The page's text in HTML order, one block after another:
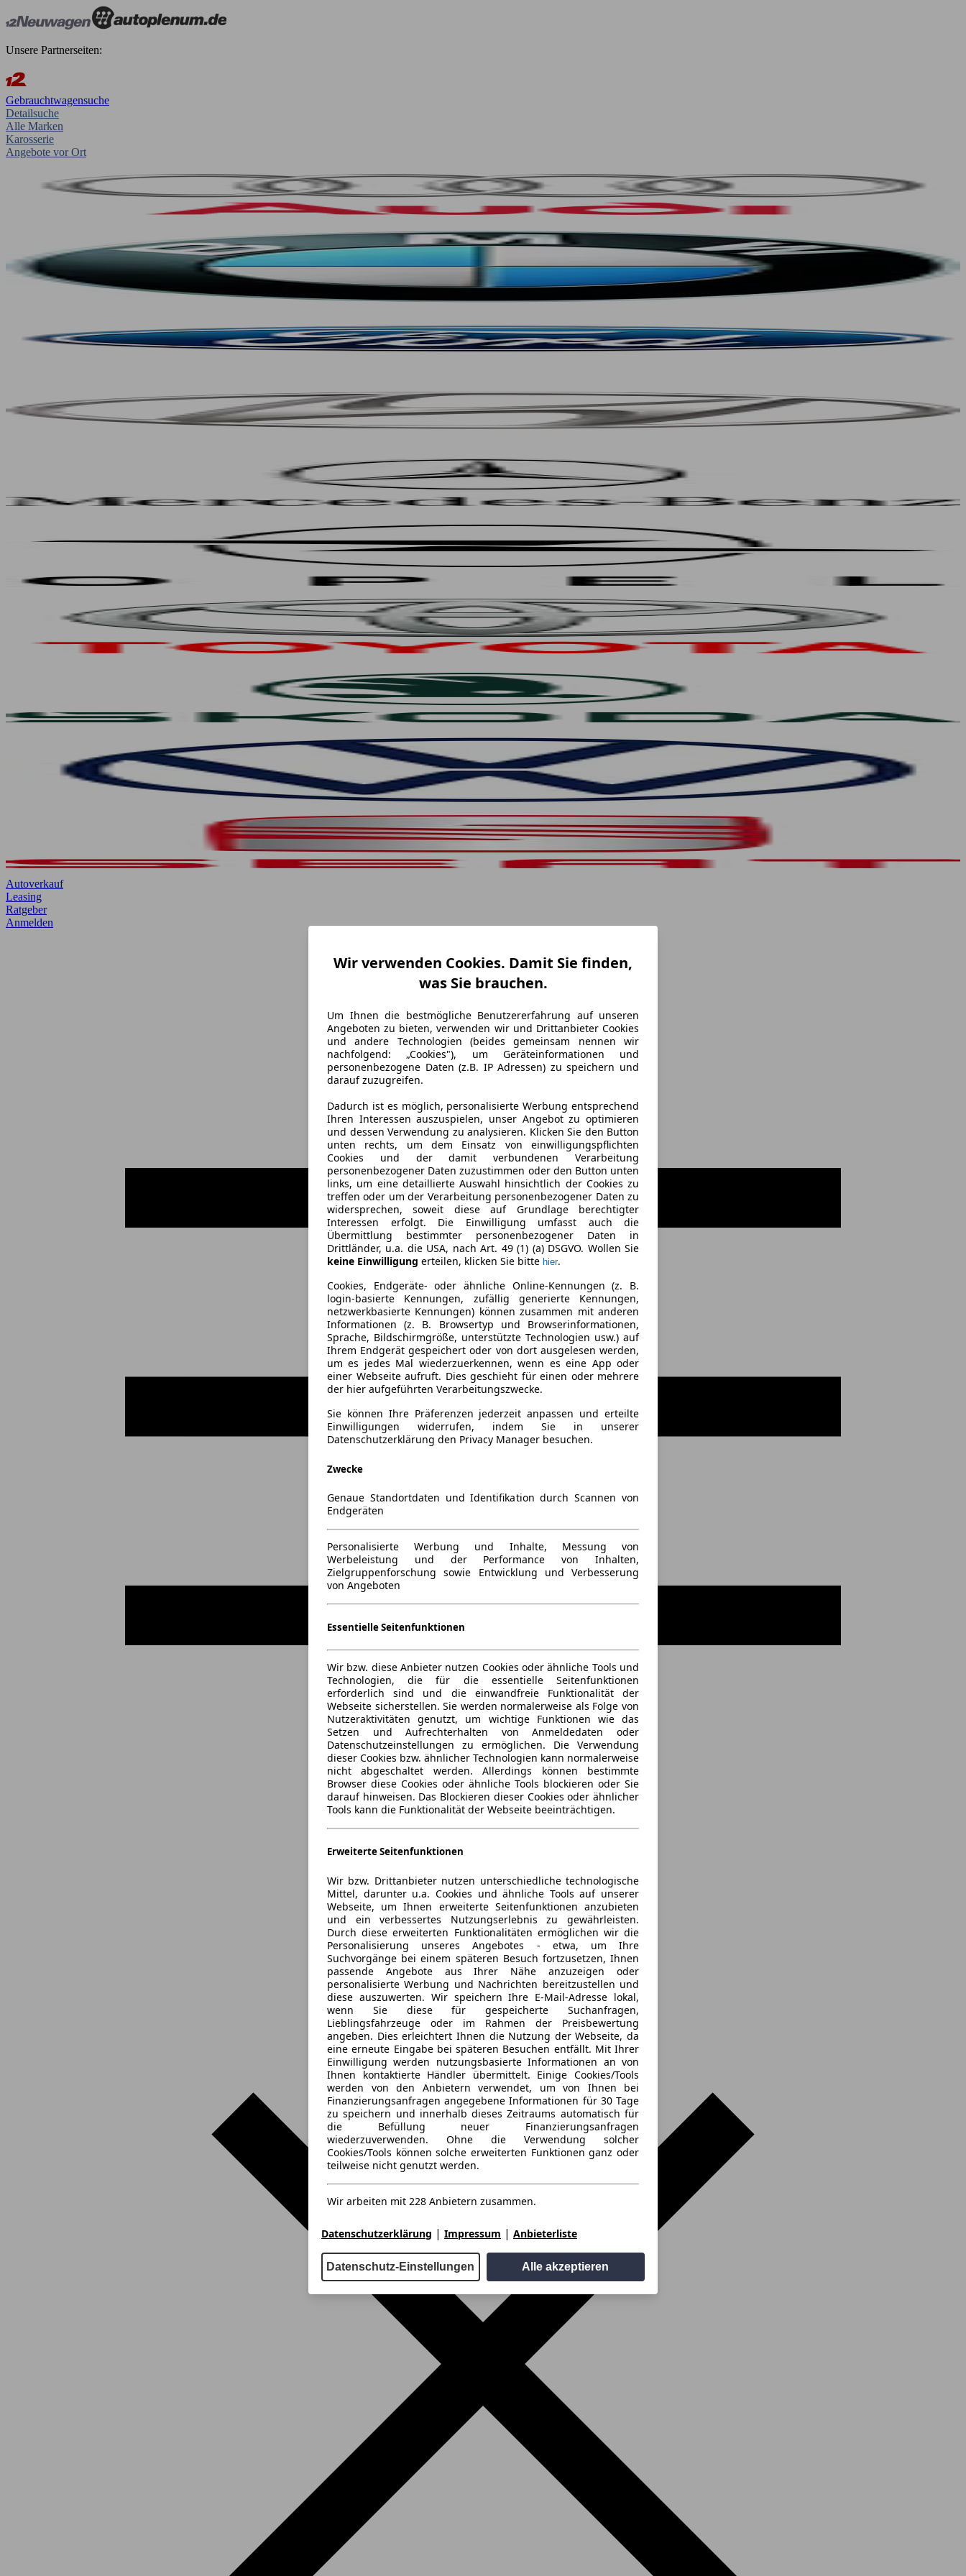
Unsere Partnerseiten:
Gebrauchtwagensuche
Detailsuche
Alle Marken
Karosserie
Angebote vor Ort
Autoverkauf
Leasing
Ratgeber
Anmelden
Wir verwenden Cookies. Damit Sie finden,
was Sie brauchen.
Um Ihnen die bestmögliche Benutzererfahrung auf unseren
Angeboten zu bieten, verwenden wir und Drittanbieter Cookies
und andere Technologien (beides gemeinsam nennen wir
nachfolgend: „Cookies"), um Geräteinformationen und
personenbezogene Daten (z.B. IP Adressen) zu speichern und
darauf zuzugreifen.
Dadurch ist es möglich, personalisierte Werbung entsprechend
Ihren Interessen auszuspielen, unser Angebot zu optimieren
und dessen Verwendung zu analysieren. Klicken Sie den Button
unten rechts, um dem Einsatz von einwilligungspflichten
Cookies und der damit verbundenen Verarbeitung
personenbezogener Daten zuzustimmen oder den Button unten
links, um eine detaillierte Auswahl hinsichtlich der Cookies zu
treffen oder um der Verarbeitung personenbezogener Daten zu
widersprechen, soweit diese auf Grundlage berechtigter
Interessen erfolgt. Die Einwilligung umfasst auch die
Übermittlung bestimmter personenbezogener Daten in
Drittländer, u.a. die USA, nach Art. 49 (1) (a) DSGVO. Wollen Sie
keine Einwilligung erteilen, klicken Sie bitte hier.
Cookies, Endgeräte- oder ähnliche Online-Kennungen (z. B.
login-basierte Kennungen, zufällig generierte Kennungen,
netzwerkbasierte Kennungen) können zusammen mit anderen
Informationen (z. B. Browsertyp und Browserinformationen,
Sprache, Bildschirmgröße, unterstützte Technologien usw.) auf
Ihrem Endgerät gespeichert oder von dort ausgelesen werden,
um es jedes Mal wiederzuerkennen, wenn es eine App oder
einer Webseite aufruft. Dies geschieht für einen oder mehrere
der hier aufgeführten Verarbeitungszwecke.
Sie können Ihre Präferenzen jederzeit anpassen und erteilte
Einwilligungen widerrufen, indem Sie in unserer
Datenschutzerklärung den Privacy Manager besuchen.
Zwecke
Genaue Standortdaten und Identifikation durch Scannen von
Endgeräten
Personalisierte Werbung und Inhalte, Messung von
Werbeleistung und der Performance von Inhalten,
Zielgruppenforschung sowie Entwicklung und Verbesserung
von Angeboten
Essentielle Seitenfunktionen
Wir bzw. diese Anbieter nutzen Cookies oder ähnliche Tools und
Technologien, die für die essentielle Seitenfunktionen
erforderlich sind und die einwandfreie Funktionalität der
Webseite sicherstellen. Sie werden normalerweise als Folge von
Nutzeraktivitäten genutzt, um wichtige Funktionen wie das
Setzen und Aufrechterhalten von Anmeldedaten oder
Datenschutzeinstellungen zu ermöglichen. Die Verwendung
dieser Cookies bzw. ähnlicher Technologien kann normalerweise
nicht abgeschaltet werden. Allerdings können bestimmte
Browser diese Cookies oder ähnliche Tools blockieren oder Sie
darauf hinweisen. Das Blockieren dieser Cookies oder ähnlicher
Tools kann die Funktionalität der Webseite beeinträchtigen.
Erweiterte Seitenfunktionen
Wir bzw. Drittanbieter nutzen unterschiedliche technologische
Mittel, darunter u.a. Cookies und ähnliche Tools auf unserer
Webseite, um Ihnen erweiterte Seitenfunktionen anzubieten
und ein verbessertes Nutzungserlebnis zu gewährleisten.
Durch diese erweiterten Funktionalitäten ermöglichen wir die
Personalisierung unseres Angebotes - etwa, um Ihre
Suchvorgänge bei einem späteren Besuch fortzusetzen, Ihnen
passende Angebote aus Ihrer Nähe anzuzeigen oder
personalisierte Werbung und Nachrichten bereitzustellen und
diese auszuwerten. Wir speichern Ihre E-Mail-Adresse lokal,
wenn Sie diese für gespeicherte Suchanfragen,
Lieblingsfahrzeuge oder im Rahmen der Preisbewertung
angeben. Dies erleichtert Ihnen die Nutzung der Webseite, da
eine erneute Eingabe bei späteren Besuchen entfällt. Mit Ihrer
Einwilligung werden nutzungsbasierte Informationen an von
Ihnen kontaktierte Händler übermittelt. Einige Cookies/Tools
werden von den Anbietern verwendet, um von Ihnen bei
Finanzierungsanfragen angegebene Informationen für 30 Tage
zu speichern und innerhalb dieses Zeitraums automatisch für
die Befüllung neuer Finanzierungsanfragen
wiederzuverwenden. Ohne die Verwendung solcher
Cookies/Tools können solche erweiterten Funktionen ganz oder
teilweise nicht genutzt werden.
Wir arbeiten mit 228 Anbietern zusammen.
Datenschutzerklärung | Impressum | Anbieterliste
Datenschutz-Einstellungen Alle akzeptieren